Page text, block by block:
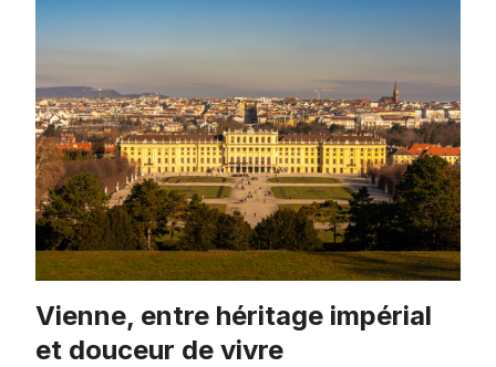
Vienne, entre héritage impérial
et douceur de vivre